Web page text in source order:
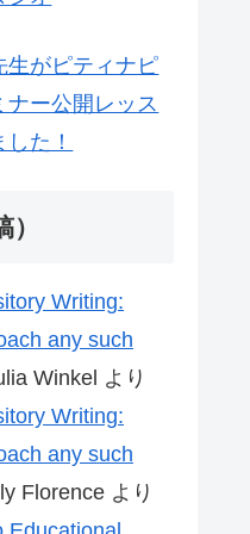
生がピティナピ
ナー公開レッス
た！
Writing:
any such
Winkel より
Writing:
any such
Florence より